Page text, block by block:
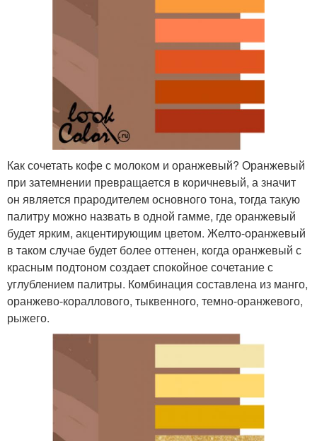
Как сочетать кофе с молоком и оранжевый? Оранжевый
при затемнении превращается в коричневый, а значит
он является прародителем основного тона, тогда такую
палитру можно назвать в одной гамме, где оранжевый
будет ярким, акцентирующим цветом. Желто-оранжевый
в таком случае будет более оттенен, когда оранжевый с
красным подтоном создает спокойное сочетание с
углублением палитры. Комбинация составлена из манго,
оранжево-кораллового, тыквенного, темно-оранжевого,
рыжего.